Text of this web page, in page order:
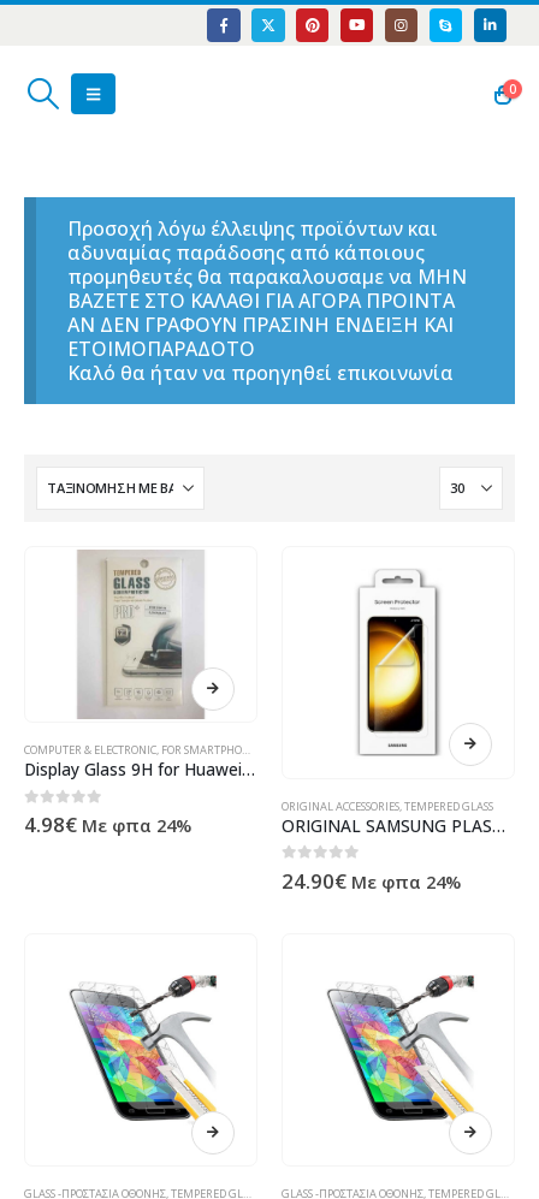
0
Προσοχή λόγω έλλειψης προϊόντων και
αδυναμίας παράδοσης από κάποιους
προμηθευτές θα παρακαλουσαμε να ΜΗΝ
ΒΑΖΕΤΕ ΣΤΟ ΚΑΛΑΘΙ ΓΙΑ ΑΓΟΡΑ ΠΡΟΙΝΤΑ
ΑΝ ΔΕΝ ΓΡΑΦΟΥΝ ΠΡΑΣΙΝΗ ΕΝΔΕΙΞΗ ΚΑΙ
ΕΤΟΙΜΟΠΑΡΑΔΟΤΟ
Καλό θα ήταν να προηγηθεί επικοινωνία
COMPUTER & ELECTRONIC, FOR SMARTPHONES SMARTPHONES & TABLET ACCESSORY, TEMPERED
Display Glass 9H for Huawei P8 (0,3mm/2,5D) RETAIL
0out of 5
4.98€ Με φπα 24%
ORIGINAL ACCESSORIES TEMPERED GLASS
ORIGINAL SAMSUNG PLASTIC SCREEN PROTECTOR SAMSUNG S23
0out of 5
24.90€ Με φπα 24%
GLASS -ΠΡΟΣΤΑΣΙΑ ΟΘΟΝΗΣ,TEMPERED GLASS GLASS -ΠΡΟΣΤΑΣΙΑ ΟΘΟΝΗΣ,TEMPERED GLASS